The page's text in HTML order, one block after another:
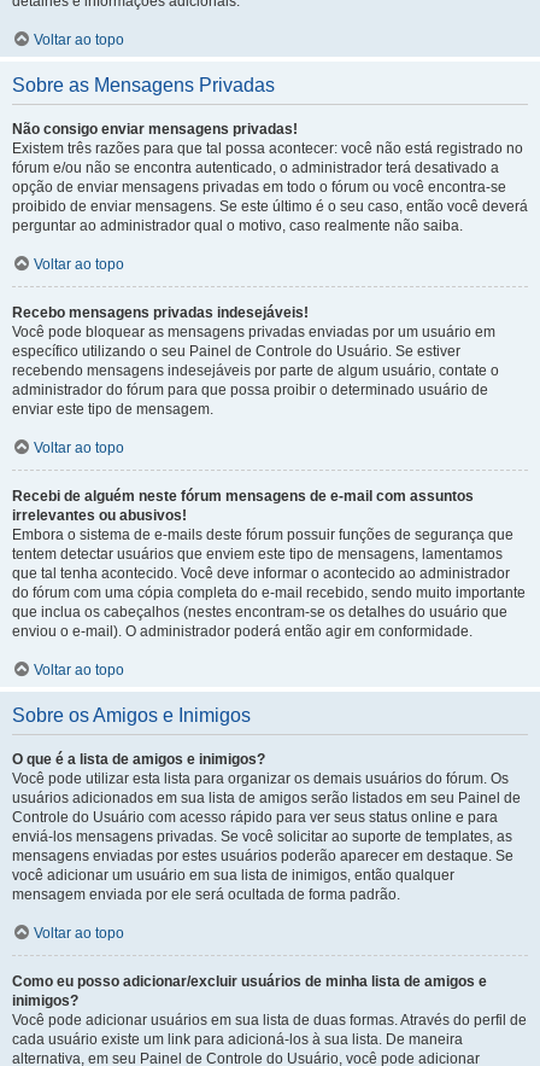
Voltar ao topo
Sobre as Mensagens Privadas
Não consigo enviar mensagens privadas!
Existem três razões para que tal possa acontecer: você não está registrado no
fórum e/ou não se encontra autenticado, o administrador terá desativado a
opção de enviar mensagens privadas em todo o fórum ou você encontra-se
proibido de enviar mensagens. Se este último é o seu caso, então você deverá
perguntar ao administrador qual o motivo, caso realmente não saiba.
Voltar ao topo
Recebo mensagens privadas indesejáveis!
Você pode bloquear as mensagens privadas enviadas por um usuário em
específico utilizando o seu Painel de Controle do Usuário. Se estiver
recebendo mensagens indesejáveis por parte de algum usuário, contate o
administrador do fórum para que possa proibir o determinado usuário de
enviar este tipo de mensagem.
Voltar ao topo
Recebi de alguém neste fórum mensagens de e-mail com assuntos
irrelevantes ou abusivos!
Embora o sistema de e-mails deste fórum possuir funções de segurança que
tentem detectar usuários que enviem este tipo de mensagens, lamentamos
que tal tenha acontecido. Você deve informar o acontecido ao administrador
do fórum com uma cópia completa do e-mail recebido, sendo muito importante
que inclua os cabeçalhos (nestes encontram-se os detalhes do usuário que
enviou o e-mail). O administrador poderá então agir em conformidade.
Voltar ao topo
Sobre os Amigos e Inimigos
O que é a lista de amigos e inimigos?
Você pode utilizar esta lista para organizar os demais usuários do fórum. Os
usuários adicionados em sua lista de amigos serão listados em seu Painel de
Controle do Usuário com acesso rápido para ver seus status online e para
enviá-los mensagens privadas. Se você solicitar ao suporte de templates, as
mensagens enviadas por estes usuários poderão aparecer em destaque. Se
você adicionar um usuário em sua lista de inimigos, então qualquer
mensagem enviada por ele será ocultada de forma padrão.
Voltar ao topo
Como eu posso adicionar/excluir usuários de minha lista de amigos e
inimigos?
Você pode adicionar usuários em sua lista de duas formas. Através do perfil de
cada usuário existe um link para adicioná-los à sua lista. De maneira
alternativa, em seu Painel de Controle do Usuário, você pode adicionar